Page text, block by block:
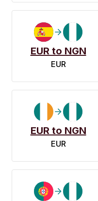
EUR to NGN
EUR
EUR to NGN
EUR